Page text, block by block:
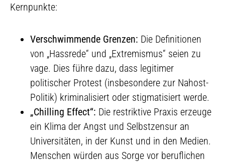
Kernpunkte:
Verschwimmende Grenzen: Die Definitionen
von „Hassrede“ und „Extremismus“ seien zu
vage. Dies führe dazu, dass legitimer
politischer Protest (insbesondere zur Nahost-
Politik) kriminalisiert oder stigmatisiert werde.
„Chilling Effect“: Die restriktive Praxis erzeuge
ein Klima der Angst und Selbstzensur an
Universitäten, in der Kunst und in den Medien.
Menschen würden aus Sorge vor beruflichen